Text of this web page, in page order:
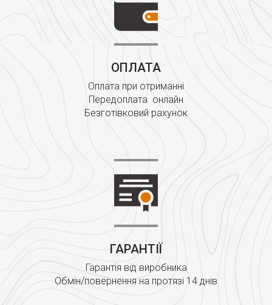
ОПЛАТА
Оплата при отриманні
Передоплата онлайн
Безготівковий рахунок
ГАРАНТІЇ
Гарантія від виробника
Обмін/повернення на протязі 14 днів